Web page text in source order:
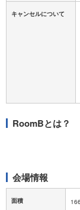
キャンセルについて
RoomBとは？
会場情報
面積